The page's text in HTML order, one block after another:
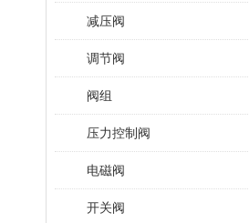
减压阀
调节阀
阀组
压力控制阀
电磁阀
开关阀